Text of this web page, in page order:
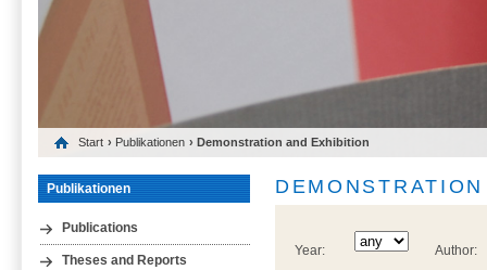
Start › Publikationen › Demonstration and Exhibition
Publikationen
Publications
Theses and Reports
Year: Author: